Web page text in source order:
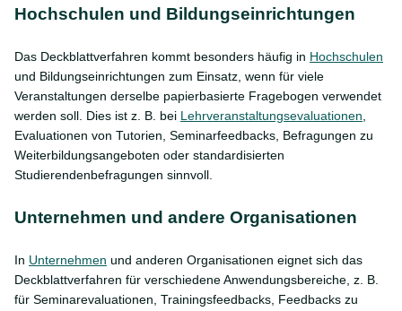
Hochschulen und Bildungseinrichtungen
Das Deckblattverfahren kommt besonders häufig in Hochschulen
und Bildungseinrichtungen zum Einsatz, wenn für viele
Veranstaltungen derselbe papierbasierte Fragebogen verwendet
werden soll. Dies ist z. B. bei Lehrveranstaltungsevaluationen
Evaluationen von Tutorien, Seminarfeedbacks, Befragungen zu
Weiterbildungsangeboten oder standardisierten
Studierendenbefragungen sinnvoll.
Unternehmen und andere Organisationen
In Unternehmen und anderen Organisationen eignet sich das
Deckblattverfahren für verschiedene Anwendungsbereiche, z. B.
für Seminarevaluationen, Trainingsfeedbacks, Feedbacks zu